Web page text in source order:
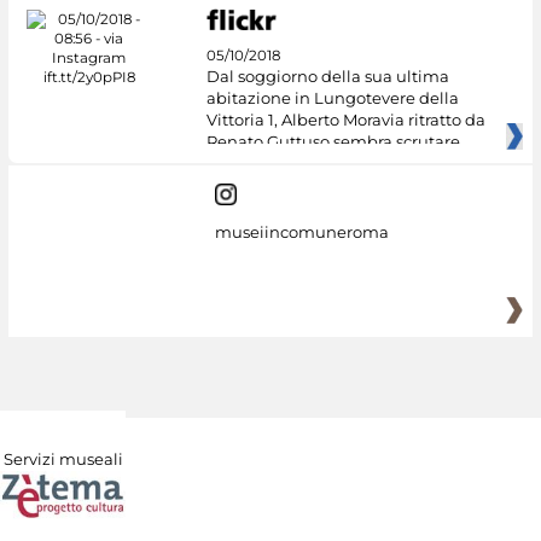
05/10/2018
Dal soggiorno della sua ultima
abitazione in Lungotevere della
Vittoria 1, Alberto Moravia ritratto da
Renato Guttuso sembra scrutare
museiincomuneroma
Servizi museali